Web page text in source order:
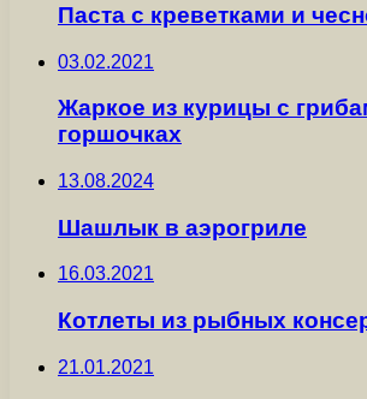
Паста с креветками и
03.02.2021
Жаркое из курицы с
горшочках
13.08.2024
Шашлык в аэрогриле
16.03.2021
Котлеты из рыбных
21.01.2021